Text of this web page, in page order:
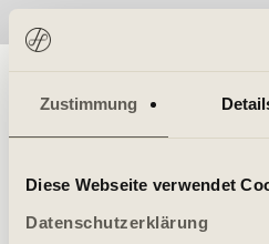
Zustimmung
Diese Webseite verwendet
Datenschutzerklärung